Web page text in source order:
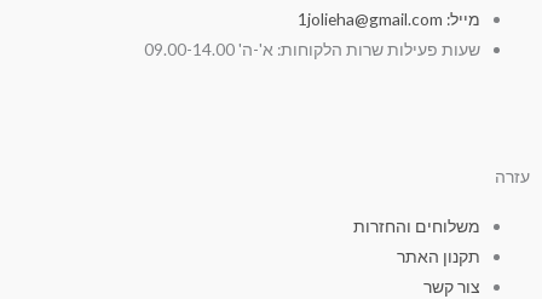
מייל: 1jolieha@gmail.com
שעות פעילות שרות הלקוחות: א'-ה' 09.00-14.00
עזרה
משלוחים והחזרות
תקנון האתר
צור קשר